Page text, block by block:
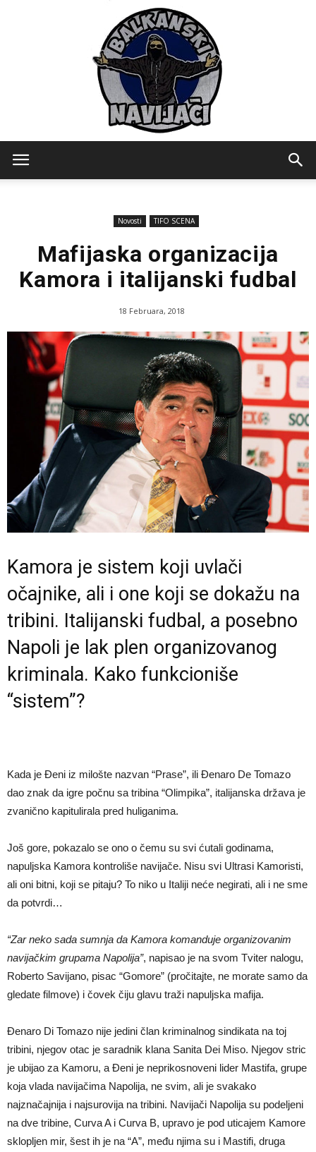
Novosti TIFO SCENA
Mafijaska organizacija
Kamora i italijanski fudbal
18 Februara, 2018
Kamora je sistem koji uvlači
očajnike, ali i one koji se dokažu na
tribini. Italijanski fudbal, a posebno
Napoli je lak plen organizovanog
kriminala. Kako funkcioniše
“sistem”?
Kada je Đeni iz milošte nazvan “Prase”, ili Đenaro De Tomazo
dao znak da igre počnu sa tribina “Olimpika”, italijanska država je
zvanično kapitulirala pred huliganima.
Još gore, pokazalo se ono o čemu su svi ćutali godinama,
napuljska Kamora kontroliše navijače. Nisu svi Ultrasi Kamoristi,
ali oni bitni, koji se pitaju? To niko u Italiji neće negirati, ali i ne sme
da potvrdi…
“Zar neko sada sumnja da Kamora komanduje organizovanim
navijačkim grupama Napolija”, napisao je na svom Tviter nalogu,
Roberto Savijano, pisac “Gomore” (pročitajte, ne morate samo da
gledate filmove) i čovek čiju glavu traži napuljska mafija.
Đenaro Di Tomazo nije jedini član kriminalnog sindikata na toj
tribini, njegov otac je saradnik klana Sanita Dei Miso. Njegov stric
je ubijao za Kamoru, a Đeni je neprikosnoveni lider Mastifa, grupe
koja vlada navijačima Napolija, ne svim, ali je svakako
najznačajnija i najsurovija na tribini. Navijači Napolija su podeljeni
na dve tribine, Curva A i Curva B, upravo je pod uticajem Kamore
sklopljen mir, šest ih je na “A”, među njima su i Mastifi, druga